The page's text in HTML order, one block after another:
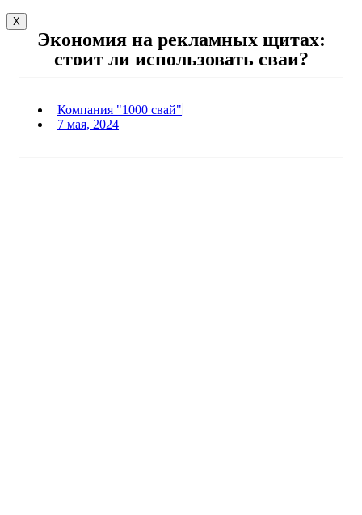
X
Экономия на рекламных щитах:
стоит ли использовать сваи?
Компания "1000 свай"
7 мая, 2024